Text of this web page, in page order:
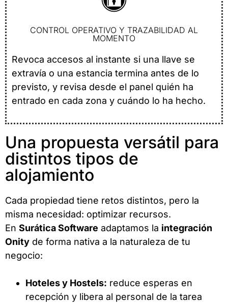
CONTROL OPERATIVO Y TRAZABILIDAD AL
MOMENTO
Revoca accesos al instante si una llave se
extravía o una estancia termina antes de lo
previsto, y revisa desde el panel quién ha
entrado en cada zona y cuándo lo ha hecho.
Una propuesta versátil para
distintos tipos de
alojamiento
Cada propiedad tiene retos distintos, pero la
misma necesidad: optimizar recursos.
En Surática Software adaptamos la integración
Onity de forma nativa a la naturaleza de tu
negocio:
Hoteles y Hostels: reduce esperas en
recepción y libera al personal de la tarea